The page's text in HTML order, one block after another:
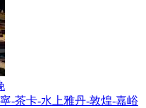
-茶卡-水上雅丹-敦煌-嘉峪